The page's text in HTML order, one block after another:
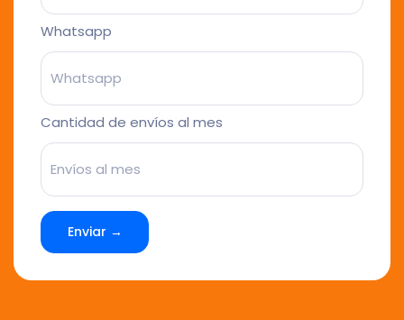
Whatsapp
Cantidad de envíos al mes
Enviar →